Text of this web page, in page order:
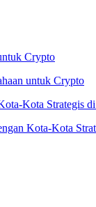
untuk Crypto
Kota-Kota